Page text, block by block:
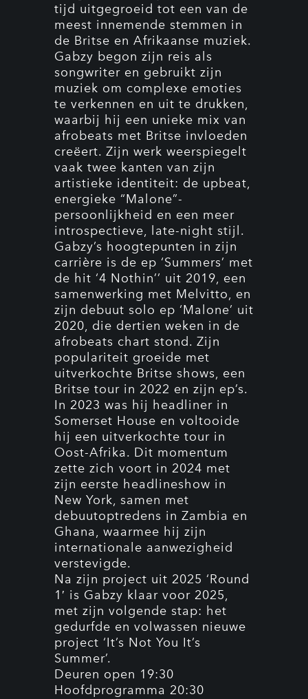
tijd uitgegroeid tot een van de
meest innemende stemmen in
de Britse en Afrikaanse muziek.
Gabzy begon zijn reis als
songwriter en gebruikt zijn
muziek om complexe emoties
te verkennen en uit te drukken,
waarbij hij een unieke mix van
afrobeats met Britse invloeden
creëert. Zijn werk weerspiegelt
vaak twee kanten van zijn
artistieke identiteit: de upbeat,
energieke “Malone”-
persoonlijkheid en een meer
introspectieve, late-night stijl.
Gabzy’s hoogtepunten in zijn
carrière is de ep ‘Summers’ met
de hit ‘4 Nothin’’ uit 2019, een
samenwerking met Melvitto, en
zijn debuut solo ep ‘Malone’ uit
2020, die dertien weken in de
afrobeats chart stond. Zijn
populariteit groeide met
uitverkochte Britse shows, een
Britse tour in 2022 en zijn ep’s.
In 2023 was hij headliner in
Somerset House en voltooide
hij een uitverkochte tour in
Oost-Afrika. Dit momentum
zette zich voort in 2024 met
zijn eerste headlineshow in
New York, samen met
debuutoptredens in Zambia en
Ghana, waarmee hij zijn
internationale aanwezigheid
verstevigde.
Na zijn project uit 2025 ‘Round
1′ is Gabzy klaar voor 2025,
met zijn volgende stap: het
gedurfde en volwassen nieuwe
project ‘It’s Not You It’s
Summer’.
Deuren open 19:30
Hoofdprogramma 20:30